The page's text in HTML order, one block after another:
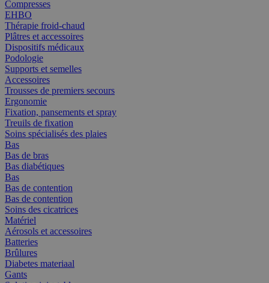
Compresses
EHBO
Thérapie froid-chaud
Plâtres et accessoires
Dispositifs médicaux
Podologie
Supports et semelles
Accessoires
Trousses de premiers secours
Ergonomie
Fixation, pansements et spray
Treuils de fixation
Soins spécialisés des plaies
Bas
Bas de bras
Bas diabétiques
Bas
Bas de contention
Bas de contention
Soins des cicatrices
Matériel
Aérosols et accessoires
Batteries
Brûlures
Diabetes materiaal
Gants